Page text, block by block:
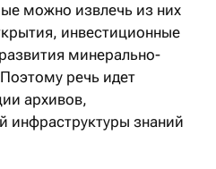
можно извлечь из них
инвестиционные
минерально-
речь идет
архивов,
инфраструктуры знаний